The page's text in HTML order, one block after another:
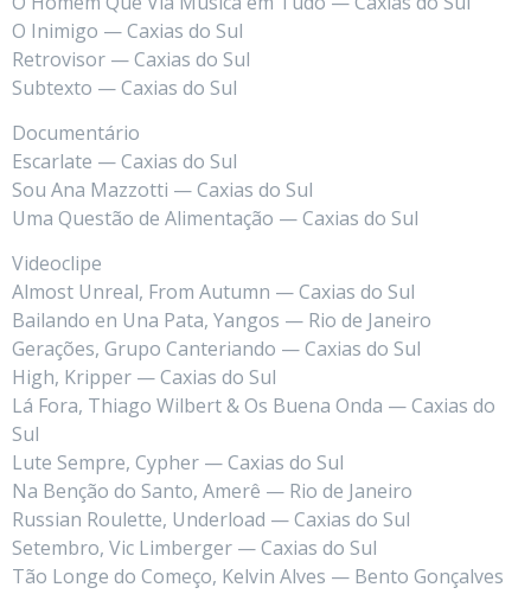
O Inimigo — Caxias do Sul
Retrovisor — Caxias do Sul
Subtexto — Caxias do Sul
Documentário
Escarlate — Caxias do Sul
Sou Ana Mazzotti — Caxias do Sul
Uma Questão de Alimentação — Caxias do Sul
Videoclipe
Almost Unreal, From Autumn — Caxias do Sul
Bailando en Una Pata, Yangos — Rio de Janeiro
Gerações, Grupo Canteriando — Caxias do Sul
High, Kripper — Caxias do Sul
Lá Fora, Thiago Wilbert & Os Buena Onda — Caxias do
Sul
Lute Sempre, Cypher — Caxias do Sul
Na Benção do Santo, Amerê — Rio de Janeiro
Russian Roulette, Underload — Caxias do Sul
Setembro, Vic Limberger — Caxias do Sul
Tão Longe do Começo, Kelvin Alves — Bento Gonçalves